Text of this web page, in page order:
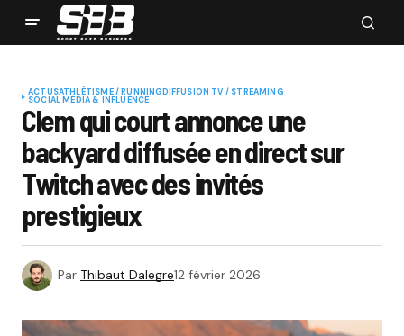
ACTUSATHLÉTISME / RUNNINGDIFFUSION TV / STREAMING
SOCIAL MÉDIA & INFLUENCE
Clem qui court annonce une
backyard diffusée en direct sur
Twitch avec des invités
prestigieux
Par Thibaut Dalegre12 février 2026